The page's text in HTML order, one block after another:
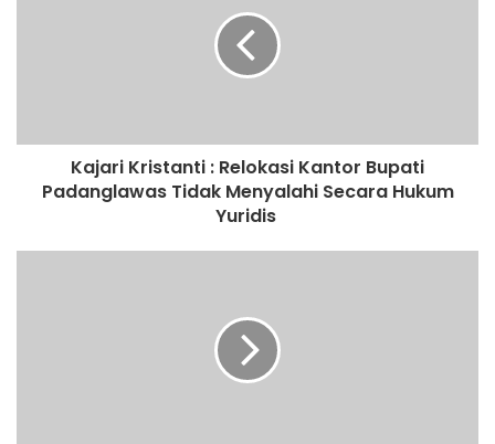
t
Kajari Kristanti : Relokasi Kantor Bupati
Padanglawas Tidak Menyalahi Secara Hukum
Yuridis